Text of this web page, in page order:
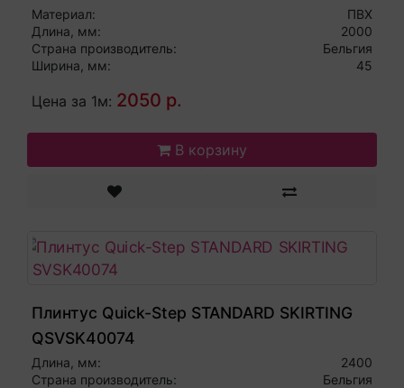
Материал:
ПВХ
Длина, мм:
2000
Страна производитель:
Бельгия
Ширина, мм:
45
Цена за 1м: 2050 р.
В корзину
Плинтус Quick-Step STANDARD SKIRTING
QSVSK40074
Длина, мм:
2400
Страна производитель:
Бельгия